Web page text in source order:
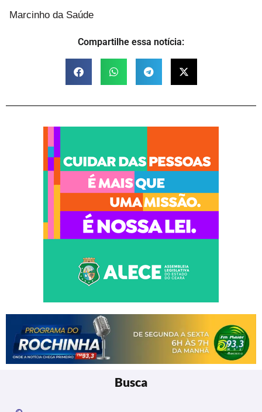
Marcinho da Saúde
Compartilhe essa notícia:
Busca